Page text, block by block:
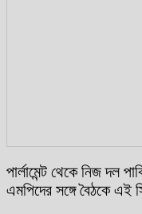
পার্লামেন্ট থেকে নিজ দল
এমপিদের সঙ্গে বৈঠকে এই